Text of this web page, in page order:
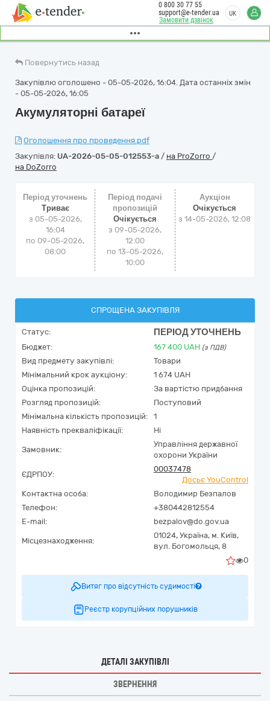
Замовити дзвінок
0 800 30 77 55
support@e-tender.ua
UK
Повернутись назад
Закупівлю оголошено - 05-05-2026, 16:04. Дата останніх змін
- 05-05-2026, 16:05
Акумуляторні батареї
Оголошення про проведення.pdf
Закупівля: UA-2026-05-05-012553-a / на ProZorro /
на DoZorro
Період уточнень
Триває
з 05-05-2026,
16:04
по 09-05-2026,
08:00
Період подачі
пропозицій
Очікується
з 09-05-2026,
12:00
по 13-05-2026,
10:00
Аукціон
Очікується
з14-05-2026, 12:08
СПРОЩЕНА ЗАКУПІВЛЯ
Статус: ПЕРІОД УТОЧНЕНЬ
Бюджет: 167 400 UAH (з ПДВ)
Вид предмету закупівлі:
Товари
Мінімальний крок аукціону:
1 674 UAH
Оцінка пропозицій:
За вартістю придбання
Розгляд пропозицій:
Поступовий
Мінімальна кількість пропозицій:
1
Наявність прекваліфікації:
Ні
Замовник:
Управління державної
охорони України
ЄДРПОУ:
00037478
Досьє YouControl
Контактна особа:
Володимир Безпалов
Телефон:
+380442812554
E-mail:
bezpalov@do.gov.ua
Місцезнаходження:
01024, Україна, м. Київ,
вул. Богомольця, 8
0
Витяг про відсутність судимості
Реєстр корупційних порушників
ДЕТАЛІ ЗАКУПІВЛІ
ЗВЕРНЕННЯ